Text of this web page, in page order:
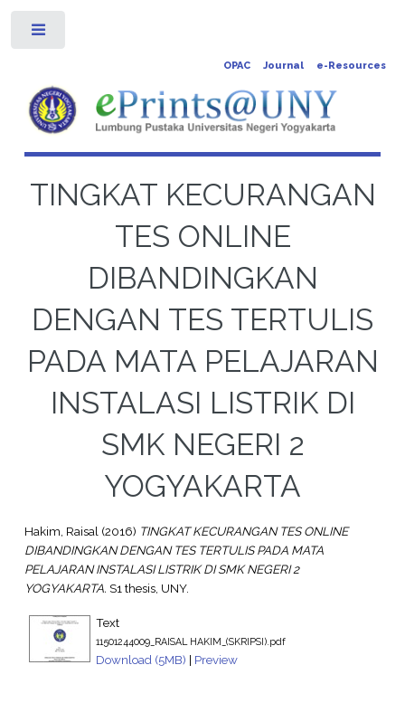
OPAC Journal e-Resources
TINGKAT KECURANGAN
TES ONLINE
DIBANDINGKAN
DENGAN TES TERTULIS
PADA MATA PELAJARAN
INSTALASI LISTRIK DI
SMK NEGERI 2
YOGYAKARTA
Hakim, Raisal(2016) TINGKAT KECURANGAN TES ONLINE
DIBANDINGKAN DENGAN TES TERTULIS PADA MATA
PELAJARAN INSTALASI LISTRIK DI SMK NEGERI 2
YOGYAKARTA. S1 thesis, UNY.
Text
11501244009_RAISAL HAKIM_(SKRIPSI).pdf
Download (5MB) | Preview